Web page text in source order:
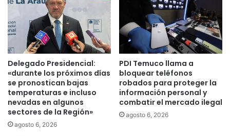
n
o
e
n
e
v
a
I
m
a
a
r
a
s
u
j
e
t
o
q
Delegado Presidencial:
«durante los próximos días
se pronostican bajas
temperaturas e incluso
nevadas en algunos
sectores de la Región»
agosto 6, 2026
PDI Temuco llama a
bloquear teléfonos
robados para proteger la
información personal y
combatir el mercado ilegal
agosto 6, 2026